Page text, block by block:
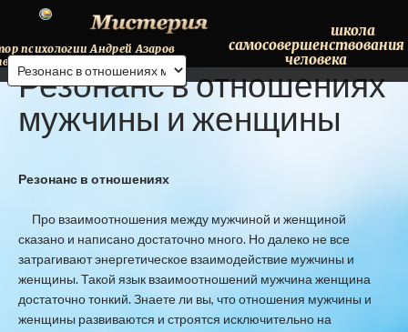
школа
самосовершенствования
человека
психологии Андрей Азаров
Тел.+38(068)98-095-41
Резонансвотношениях
мужчины и женщины
Резонанс в отношениях
Про взаимоотношения между мужчиной и женщиной
сказано и написано достаточно много. Но далеко не все
затрагивают энергетическое взаимодействие мужчины и
женщины. Такой язык взаимоотношений мужчина женщина
достаточно тонкий. Знаете ли вы, что отношения мужчины и
женщины развиваются и строятся исключительно на